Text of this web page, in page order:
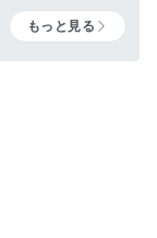
もっと見る